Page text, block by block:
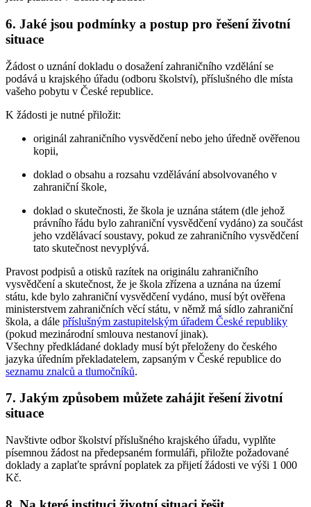
6. Jaké jsou podmínky a postup pro řešení životní
situace
Žádost o uznání dokladu o dosažení zahraničního vzdělání se
podává u krajského úřadu (odboru školství), příslušného dle místa
vašeho pobytu v České republice.
K žádosti je nutné přiložit:
originál zahraničního vysvědčení nebo jeho úředně ověřenou
kopii,
doklad o obsahu a rozsahu vzdělávání absolvovaného v
zahraniční škole,
doklad o skutečnosti, že škola je uznána státem (dle jehož
právního řádu bylo zahraniční vysvědčení vydáno) za součást
jeho vzdělávací soustavy, pokud ze zahraničního vysvědčení
tato skutečnost nevyplývá.
Pravost podpisů a otisků razítek na originálu zahraničního
vysvědčení a skutečnost, že je škola zřízena a uznána na území
státu, kde bylo zahraniční vysvědčení vydáno, musí být ověřena
ministerstvem zahraničních věcí státu, v němž má sídlo zahraniční
škola, a dále příslušným zastupitelským úřadem České republiky
(pokud mezinárodní smlouva nestanoví jinak).
Všechny předkládané doklady musí být přeloženy do českého
jazyka úředním překladatelem, zapsaným v České republice do
seznamu znalců a tlumočníků.
7. Jakým způsobem můžete zahájit řešení životní
situace
Navštivte odbor školství příslušného krajského úřadu, vyplňte
písemnou žádost na předepsaném formuláři, přiložte požadované
doklady a zaplaťte správní poplatek za přijetí žádosti ve výši 1 000
Kč.